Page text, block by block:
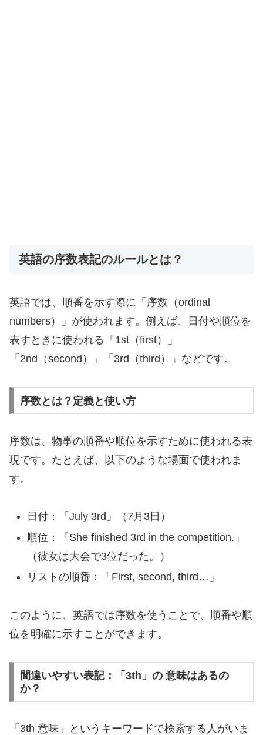
英語の序数表記のルールとは？
英語では、順番を示す際に「序数（ordinal
numbers）」が使われます。例えば、日付や順位を
表すときに使われる「1st（first）」
「2nd（second）」「3rd（third）」などです。
序数とは？定義と使い方
序数は、物事の順番や順位を示すために使われる表
現です。たとえば、以下のような場面で使われま
す。
日付：「July 3rd」（7月3日）
順位：「She finished 3rd in the competition.」
（彼女は大会で3位だった。）
リストの順番：「First, second, third…」
このように、英語では序数を使うことで、順番や順
位を明確に示すことができます。
間違いやすい表記：「3th」の 意味はあるの
か？
「3th 意味」というキーワードで検索する人がいま